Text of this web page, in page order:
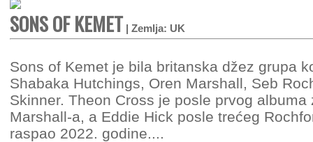
SONS OF KEMET | Zemlja: UK
Sons of Kemet je bila britanska džez grupa
Shabaka Hutchings, Oren Marshall, Seb
Skinner. Theon Cross je posle prvog albuma
Marshall-a, a Eddie Hick posle trećeg
raspao 2022. godine....